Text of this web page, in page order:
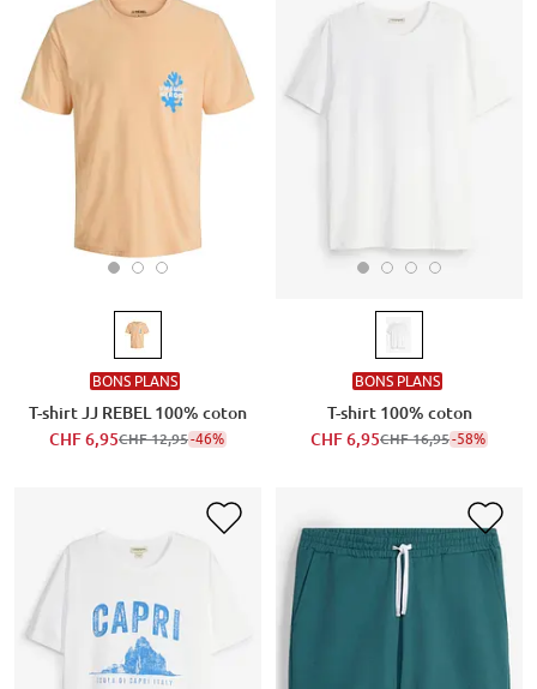
BONS PLANS
T-shirt JJ REBEL 100% coton
CHF 6,95CHF 12,95-46%
BONS PLANS
T-shirt 100% coton
CHF 6,95CHF 16,95-58%